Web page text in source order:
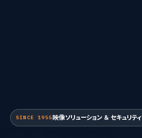
SINCE 1955映像ソリューション ＆ セキュリティ